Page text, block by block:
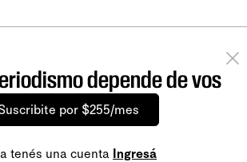
depende de vos
por $255/mes
tenés una cuenta Ingresá